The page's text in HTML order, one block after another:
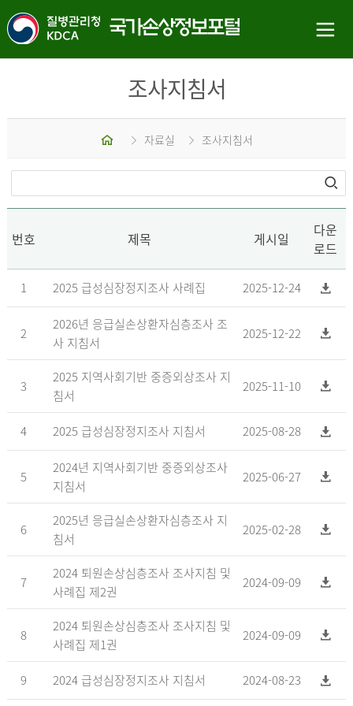
조사지침서
홈 자료실 조사지침서
번호 제목 게시일
다운
로드
1 2025 급성심장정지조사 사례집 2025-12-24
2
2026년 응급실손상환자심층조사 조
사 지침서
2025-12-22
3
2025 지역사회기반 중증외상조사 지
침서
2025-11-10
4 2025 급성심장정지조사 지침서 2025-08-28
5
2024년 지역사회기반 중증외상조사
지침서
2025-06-27
6
2025년 응급실손상환자심층조사 지
침서
2025-02-28
7
2024 퇴원손상심층조사 조사지침 및
사례집 제2권
2024-09-09
8
2024 퇴원손상심층조사 조사지침 및
사례집 제1권
2024-09-09
9 2024 급성심장정지조사 지침서 2024-08-23